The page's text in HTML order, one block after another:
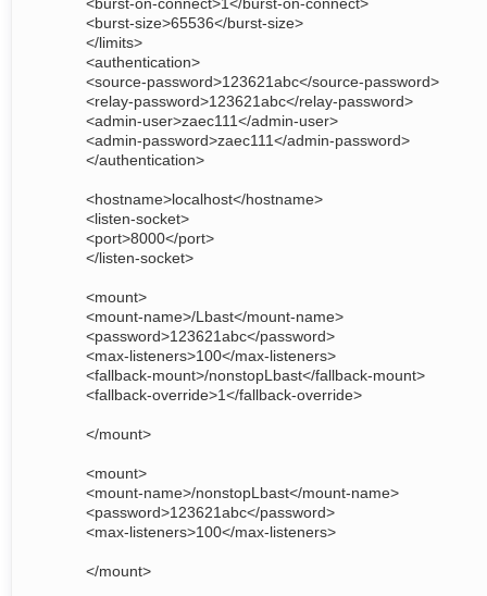
<burst-size>65536</burst-size>
</limits>
<authentication>
<source-password>123621abc</source-password>
<relay-password>123621abc</relay-password>
<admin-user>zaec111</admin-user>
<admin-password>zaec111</admin-password>
</authentication>
<hostname>localhost</hostname>
<listen-socket>
<port>8000</port>
</listen-socket>
<mount>
<mount-name>/Lbast</mount-name>
<password>123621abc</password>
<max-listeners>100</max-listeners>
<fallback-mount>/nonstopLbast</fallback-mount>
<fallback-override>1</fallback-override>
</mount>
<mount>
<mount-name>/nonstopLbast</mount-name>
<password>123621abc</password>
<max-listeners>100</max-listeners>
</mount>